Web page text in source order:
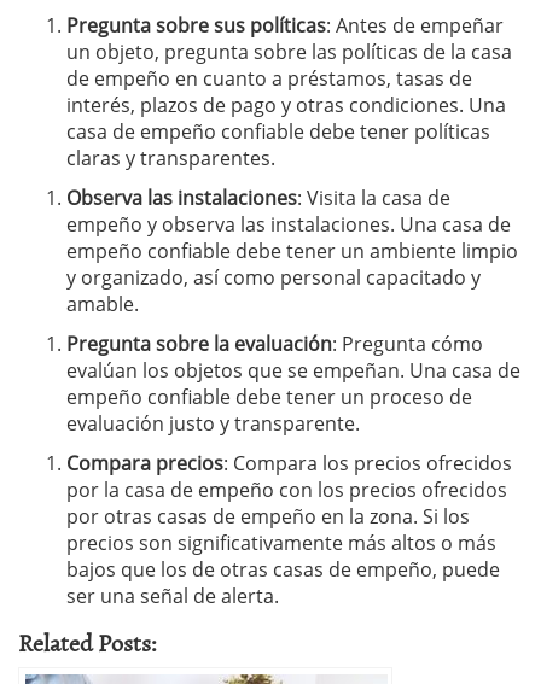
Pregunta sobre sus políticas: Antes de empeñar
un objeto, pregunta sobre las políticas de la casa
de empeño en cuanto a préstamos, tasas de
interés, plazos de pago y otras condiciones. Una
casa de empeño confiable debe tener políticas
claras y transparentes.
Observa las instalaciones: Visita la casa de
empeño y observa las instalaciones. Una casa de
empeño confiable debe tener un ambiente limpio
y organizado, así como personal capacitado y
amable.
Pregunta sobre la evaluación: Pregunta cómo
evalúan los objetos que se empeñan. Una casa de
empeño confiable debe tener un proceso de
evaluación justo y transparente.
Compara precios: Compara los precios ofrecidos
por la casa de empeño con los precios ofrecidos
por otras casas de empeño en la zona. Si los
precios son significativamente más altos o más
bajos que los de otras casas de empeño, puede
ser una señal de alerta.
Related Posts: